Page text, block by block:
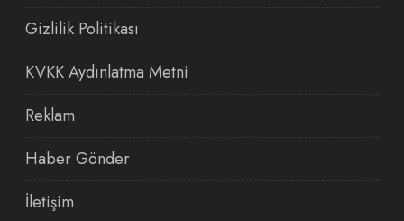
Gizlilik Politikası
KVKK Aydınlatma Metni
Reklam
Haber Gönder
İletişim